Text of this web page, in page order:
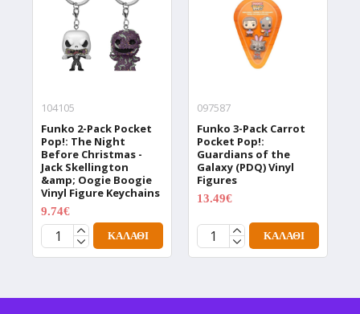
104105
Funko 2-Pack Pocket
Pop!: The Night
Before Christmas -
Jack Skellington
&amp; Oogie Boogie
Vinyl Figure Keychains
9.74€
ΚΑΛΆΘΙ
097587
Funko 3-Pack Carrot
Pocket Pop!:
Guardians of the
Galaxy (PDQ) Vinyl
Figures
13.49€
ΚΑΛΆΘΙ